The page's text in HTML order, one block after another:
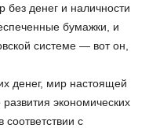
без денег и наличности
бумажки, и
системе — вот он,
денег, мир настоящей
экономических
с